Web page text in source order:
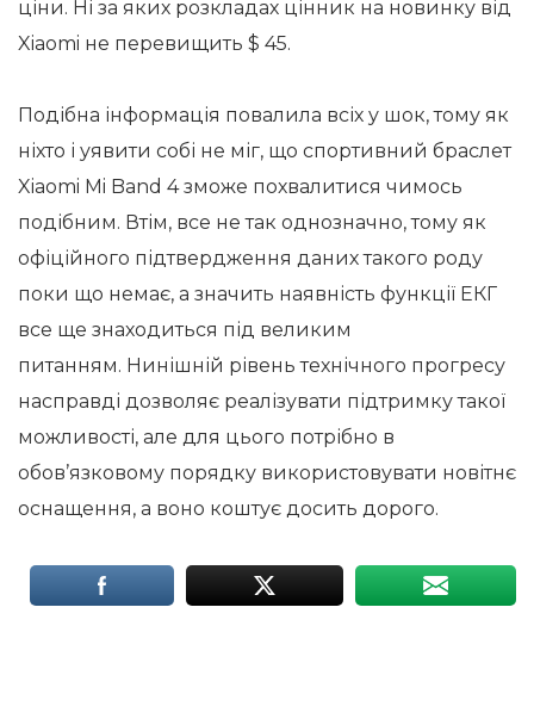
ціни. Ні за яких розкладах цінник на новинку від
Xiaomi не перевищить $ 45.
Подібна інформація повалила всіх у шок, тому як
ніхто і уявити собі не міг, що спортивний браслет
Xiaomi Mi Band 4 зможе похвалитися чимось
подібним. Втім, все не так однозначно, тому як
офіційного підтвердження даних такого роду
поки що немає, а значить наявність функції ЕКГ
все ще знаходиться під великим
питанням. Нинішній рівень технічного прогресу
насправді дозволяє реалізувати підтримку такої
можливості, але для цього потрібно в
обов’язковому порядку використовувати новітнє
оснащення, а воно коштує досить дорого.